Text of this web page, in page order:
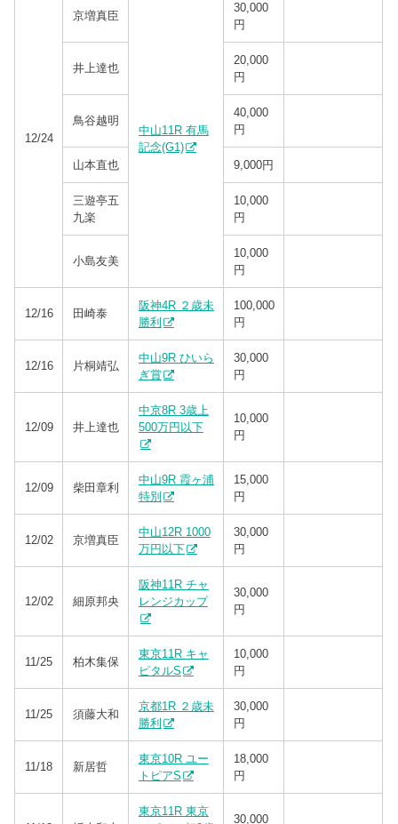
12/24
京増真臣
中山11R 有馬
記念(G1)
30,000
円
井上達也
20,000
円
鳥谷越明
40,000
円
山本直也 9,000円
三遊亭五
九楽
10,000
円
小島友美
10,000
円
12/16 田崎泰
阪神4R ２歳未
勝利
100,000
円
12/16 片桐靖弘
中山9R ひいら
ぎ賞
30,000
円
12/09 井上達也
中京8R 3歳上
500万円以下
10,000
円
12/09 柴田章利
中山9R 霞ヶ浦
特別
15,000
円
12/02 京増真臣
中山12R 1000
万円以下
30,000
円
12/02 細原邦央
阪神11R チャ
レンジカップ
30,000
円
11/25 柏木集保
東京11R キャ
ピタルS
10,000
円
11/25 須藤大和
京都1R ２歳未
勝利
30,000
円
11/18 新居哲
東京10R ユー
トピアS
18,000
円
東京11R 東京
30,000